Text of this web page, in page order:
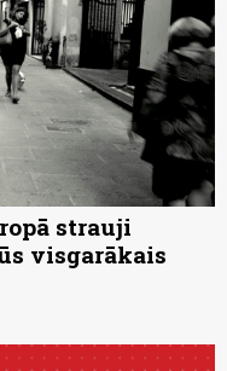
strauji
visgarākais